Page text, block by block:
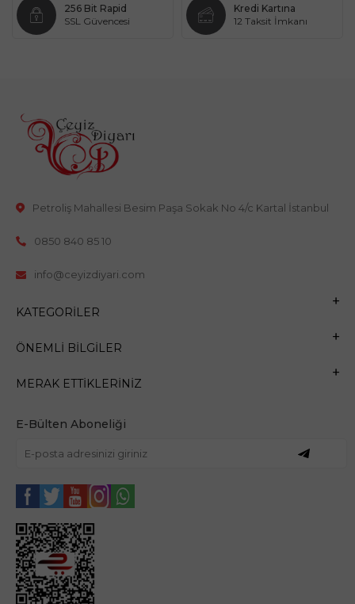
256 Bit Rapid
SSL Güvencesi
Kredi Kartına
12 Taksit İmkanı
Petroliş Mahallesi Besim Paşa Sokak No 4/c Kartal İstanbul
0850 840 85 10
info@ceyizdiyari.com
KATEGORILER
ÖNEMLI BILGILER
MERAK ETTIKLERINIZ
E-Bülten Aboneliği